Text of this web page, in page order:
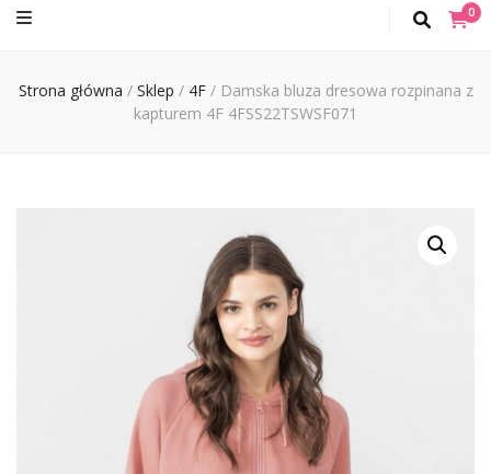
0
Strona główna / Sklep / 4F / Damska bluza dresowa rozpinana z
kapturem 4F 4FSS22TSWSF071